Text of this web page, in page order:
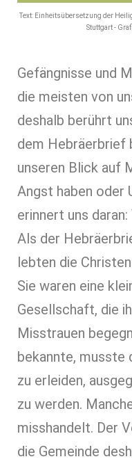
Text: Einheitsübersetzung der
Stuttgart -
Gefängnisse und
die meisten von
deshalb berührt
dem Hebräerbrief
unseren Blick auf
Angst haben oder
erinnert uns
Als der
lebten die
Sie waren eine
Gesellschaft, die
Misstrauen
bekannte, musste
zu erleiden,
zu werden.
misshandelt. Der
die Gemeinde